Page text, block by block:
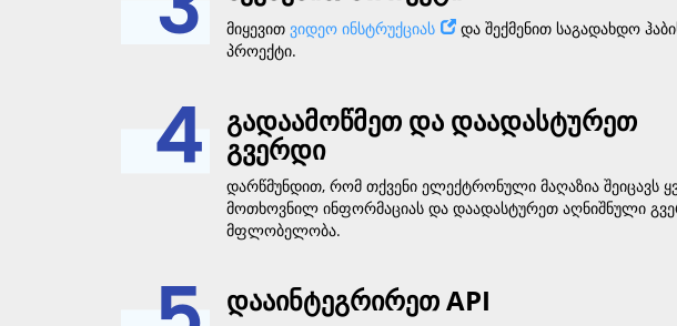
მიყევით ვიდეო ინსტრუქციას
და შექმენით საგადახდო
პროექტი.
გადაამოწმეთ და დაადასტურეთ
გვერდი
დარწმუნდით, რომ თქვენი ელექტრონული მაღაზია შეიცავს
მოთხოვნილ ინფორმაციას და დაადასტურეთ აღნიშნული
მფლობელობა.
დააინტეგრირეთ API